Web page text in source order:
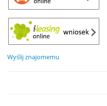
Wyślij znajomemu